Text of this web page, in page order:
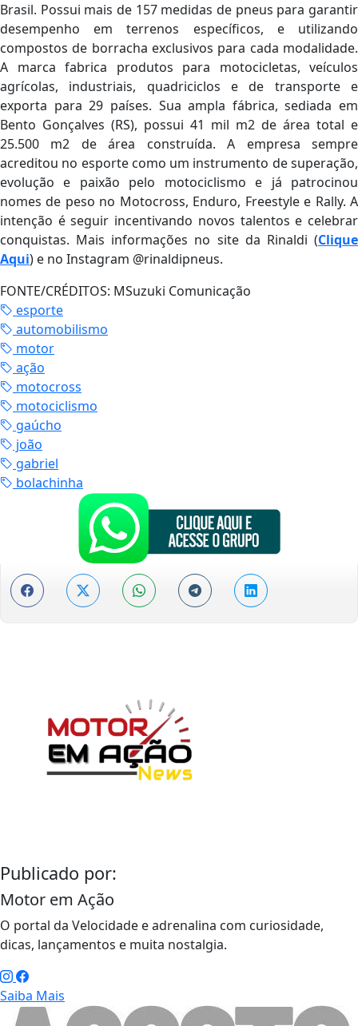
Brasil. Possui mais de 157 medidas de pneus para garantir
desempenho em terrenos específicos, e utilizando
compostos de borracha exclusivos para cada modalidade.
A marca fabrica produtos para motocicletas, veículos
agrícolas, industriais, quadriciclos e de transporte e
exporta para 29 países. Sua ampla fábrica, sediada em
Bento Gonçalves (RS), possui 41 mil m2 de área total e
25.500 m2 de área construída. A empresa sempre
acreditou no esporte como um instrumento de superação,
evolução e paixão pelo motociclismo e já patrocinou
nomes de peso no Motocross, Enduro, Freestyle e Rally. A
intenção é seguir incentivando novos talentos e celebrar
conquistas. Mais informações no site da Rinaldi (Clique
Aqui) e no Instagram @rinaldipneus.
FONTE/CRÉDITOS: MSuzuki Comunicação
esporte
automobilismo
motor
ação
motocross
motociclismo
gaúcho
joão
gabriel
bolachinha
Publicado por:
Motor em Ação
O portal da Velocidade e adrenalina com curiosidade,
dicas, lançamentos e muita nostalgia.
Saiba Mais